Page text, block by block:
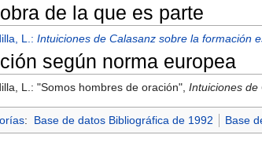
de la que es parte
L.:Intuiciones de Calasanz sobre la formación
según norma europea
L.: "Somos hombres de oración",Intuiciones de
: Base de datos Bibliográfica de 1992 Base